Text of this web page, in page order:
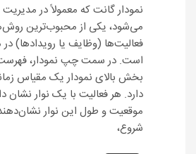
نمودار گانت که معمولاً در مدیریت
می‌شود، یکی از محبوب‌ترین
فعالیت‌ها (وظایف یا رویدادها)
است. در سمت چپ نمودار،
بخش بالای نمودار یک مقیاس
دارد. هر فعالیت با یک نوار نشان
موقعیت و طول این نوار
شروع،